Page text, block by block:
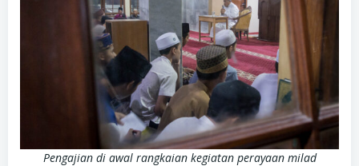
Pengajian di awal rangkaian kegiatan perayaan milad